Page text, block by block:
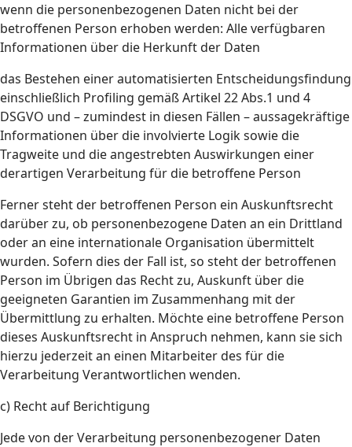
wenn die personenbezogenen Daten nicht bei der
betroffenen Person erhoben werden: Alle verfügbaren
Informationen über die Herkunft der Daten
das Bestehen einer automatisierten Entscheidungsfindung
einschließlich Profiling gemäß Artikel 22 Abs.1 und 4
DSGVO und – zumindest in diesen Fällen – aussagekräftige
Informationen über die involvierte Logik sowie die
Tragweite und die angestrebten Auswirkungen einer
derartigen Verarbeitung für die betroffene Person
Ferner steht der betroffenen Person ein Auskunftsrecht
darüber zu, ob personenbezogene Daten an ein Drittland
oder an eine internationale Organisation übermittelt
wurden. Sofern dies der Fall ist, so steht der betroffenen
Person im Übrigen das Recht zu, Auskunft über die
geeigneten Garantien im Zusammenhang mit der
Übermittlung zu erhalten. Möchte eine betroffene Person
dieses Auskunftsrecht in Anspruch nehmen, kann sie sich
hierzu jederzeit an einen Mitarbeiter des für die
Verarbeitung Verantwortlichen wenden.
c) Recht auf Berichtigung
Jede von der Verarbeitung personenbezogener Daten